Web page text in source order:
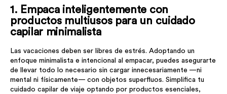
1. Empaca inteligentemente con
productos multiusos para un cuidado
capilar minimalista
Las vacaciones deben ser libres de estrés. Adoptando un
enfoque minimalista e intencional al empacar, puedes asegurarte
de llevar todo lo necesario sin cargar innecesariamente —ni
mental ni físicamente— con objetos superfluos. Simplifica tu
cuidado capilar de viaje optando por productos esenciales,